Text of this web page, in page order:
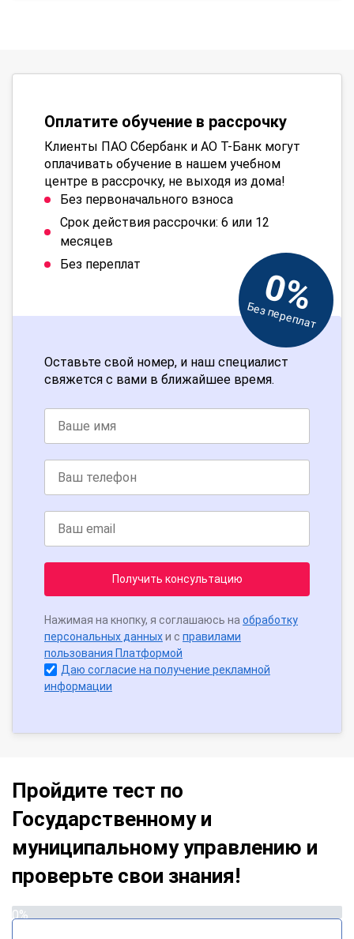
Оплатите обучение в рассрочку
Клиенты ПАО Сбербанк и АО Т-Банк могут
оплачивать обучение в нашем учебном
центре в рассрочку, не выходя из дома!
Без первоначального взноса
Срок действия рассрочки: 6 или 12
месяцев
Без переплат
0%
Без переплат
Оставьте свой номер, и наш специалист
свяжется с вами в ближайшее время.
Получить консультацию
Нажимая на кнопку, я соглашаюсь на обработку
персональных данныхи с правилами
пользования Платформой
Даю согласие на получение рекламной
информации
Пройдите тест по
Государственному и
муниципальному управлению и
проверьте свои знания!
0%